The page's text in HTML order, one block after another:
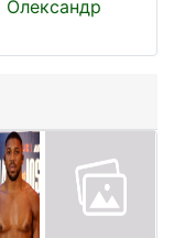
Олександр